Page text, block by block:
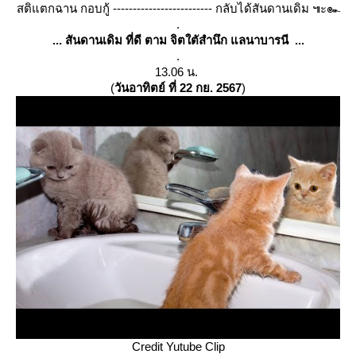
สติแตกฉาน กอบกู้ ------------------------- กลับได้สันดานเดิม ๚ะ๛
.
... สันดานเดิม ที่ดี ตาม จิตใตัสำนึก แลนาบารนี ...
.
13.06 น.
(วันอาทิตย์ ที่ 22 กย. 2567)
Credit Yutube Clip